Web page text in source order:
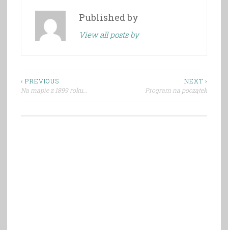
Published by
View all posts by
Nawigacja
‹ PREVIOUS
Na mapie z 1899 roku…
NEXT ›
Program na początek